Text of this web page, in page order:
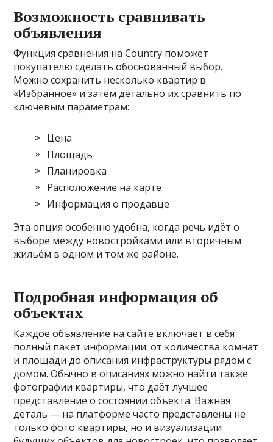
Возможность сравнивать
объявления
Функция сравнения на Country поможет
покупателю сделать обоснованный выбор.
Можно сохранить несколько квартир в
«Избранное» и затем детально их сравнить по
ключевым параметрам:
Цена
Площадь
Планировка
Расположение на карте
Информация о продавце
Эта опция особенно удобна, когда речь идёт о
выборе между новостройками или вторичным
жильём в одном и том же районе.
Подробная информация об
объектах
Каждое объявление на сайте включает в себя
полный пакет информации: от количества комнат
и площади до описания инфраструктуры рядом с
домом. Обычно в описаниях можно найти также
фотографии квартиры, что даёт лучшее
представление о состоянии объекта. Важная
деталь — на платформе часто представлены не
только фото квартиры, но и визуализации